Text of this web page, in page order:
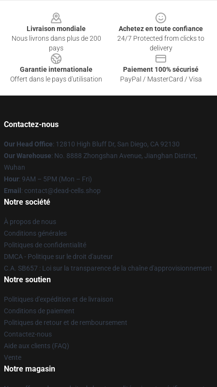
Livraison mondiale
Nous livrons dans plus de 200
pays
Achetez en toute confiance
24/7 Protected from clicks to
delivery
Garantie internationale
Offert dans le pays d'utilisation
Paiement 100% sécurisé
PayPal / MasterCard / Visa
Contactez-nous
Our Head Office: 12810 High Bluff Dr, San Diego, CA 92130
Our Warehouse: No. 8888 Zhongshan Avenue, Jianghan District,
Wuhan
Hour: 9AM – 5PM (Mon – Fri)
Email : contact@dead-cells.shop
Notre société
À propos de nous
Conditions générales
Politiques de confidentialité
DMCA - Politique sur le droit d'auteur
C.A. SB657 : Loi sur la transparence de la chaîne d'approvisionnement
Notre soutien
Politiques d'expédition et de livraison
Conditions de paiement
Politiques de retour et de remboursement
Contactez-nous
Aide aux clients (FAQ)
Vente
Notre magasin